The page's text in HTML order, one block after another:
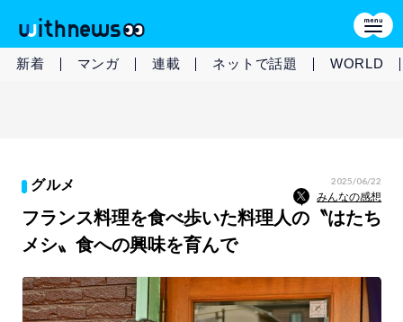
新着 マンガ 連載 ネットで話題 WORLD
グルメ 2025/06/22
みんなの感想
フランス料理を食べ歩いた料理人の〝はたち
メシ〟食への興味を育んで